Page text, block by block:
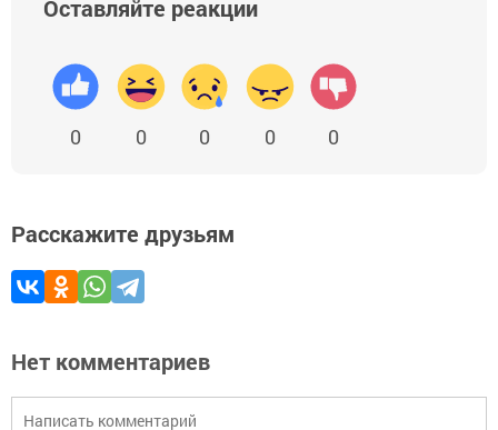
Оставляйте реакции
0 0 0 0 0
Расскажите друзьям
Нет комментариев